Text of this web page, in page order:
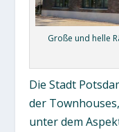
Große und helle
Die Stadt
der
unter dem